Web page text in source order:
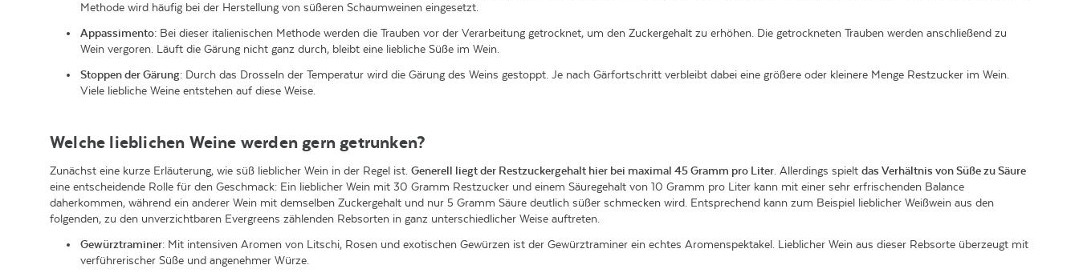
Methode wird häufig bei der Herstellung von süßeren Schaumweinen eingesetzt.
Appassimento: Bei dieser italienischen Methode werden die Trauben vor der Verarbeitung getrocknet, um den Zuckergehalt zu erhöhen. Die getrockneten Trauben werden anschließend zu
Wein vergoren. Läuft die Gärung nicht ganz durch, bleibt eine liebliche Süße im Wein.
Stoppen der Gärung: Durch das Drosseln der Temperatur wird die Gärung des Weins gestoppt. Je nach Gärfortschritt verbleibt dabei eine größere oder kleinere Menge Restzucker im Wein.
Viele liebliche Weine entstehen auf diese Weise.
Welche lieblichen Weine werden gern getrunken?
Zunächst eine kurze Erläuterung, wie süß lieblicher Wein in der Regel ist. Generell liegt der Restzuckergehalt hier bei maximal 45 Gramm pro Liter . Allerdings spielt das Verhältnis von Süße zu Säure
eine entscheidende Rolle für den Geschmack: Ein lieblicher Wein mit 30 Gramm Restzucker und einem Säuregehalt von 10 Gramm pro Liter kann mit einer sehr erfrischenden Balance
daherkommen, während ein anderer Wein mit demselben Zuckergehalt und nur 5 Gramm Säure deutlich süßer schmecken wird. Entsprechend kann zum Beispiel lieblicher Weißwein aus den
folgenden, zu den unverzichtbaren Evergreens zählenden Rebsorten in ganz unterschiedlicher Weise auftreten.
Gewürztraminer: Mit intensiven Aromen von Litschi, Rosen und exotischen Gewürzen ist der Gewürztraminer ein echtes Aromenspektakel. Lieblicher Wein aus dieser Rebsorte überzeugt mit
verführerischer Süße und angenehmer Würze.